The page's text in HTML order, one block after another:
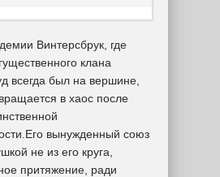
Винтерсбрук, где
клана
всегда был на вершине,
в хаос после
вынужденный союз
не из его круга,
притяжение, ради